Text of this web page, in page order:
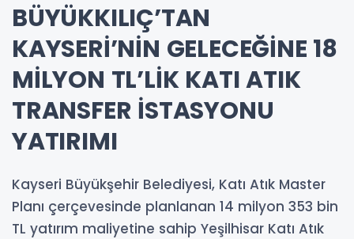
BÜYÜKKILIÇ’TAN
KAYSERİ’NİN GELECEĞİNE 18
MİLYON TL’LİK KATI ATIK
TRANSFER İSTASYONU
YATIRIMI
Kayseri Büyükşehir Belediyesi, Katı Atık Master
Planı çerçevesinde planlanan 14 milyon 353 bin
TL yatırım maliyetine sahip Yeşilhisar Katı Atık